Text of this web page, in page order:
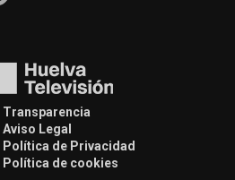
Transparencia
Aviso Legal
Política de Privacidad
Política de cookies